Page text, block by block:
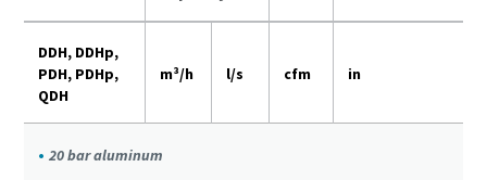
DDH, DDHp,
PDH, PDHp,
QDH
m³/h l/s cfm in
20 bar aluminum